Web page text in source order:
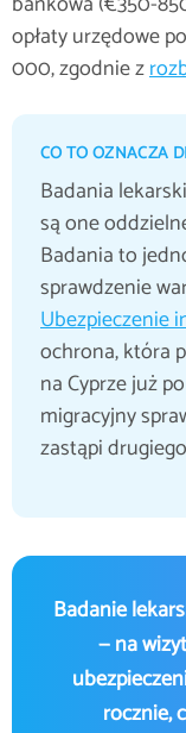
opłaty urzędowe
000, zgodnie z
CO TO OZNACZA
Badania
są one
Badania to
sprawdzenie
Ubezpieczenie
ochrona, która
na Cyprze już
migracyjny
zastąpi
Badanie
— na
rocznie,